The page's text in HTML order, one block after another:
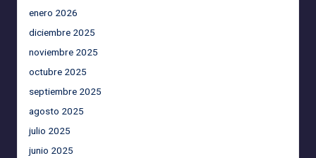
enero 2026
diciembre 2025
noviembre 2025
octubre 2025
septiembre 2025
agosto 2025
julio 2025
junio 2025